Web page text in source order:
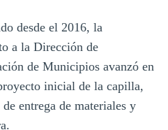
desde el 2016, la
a la Dirección de
de Municipios avanzó en
inicial de la capilla,
entrega de materiales y